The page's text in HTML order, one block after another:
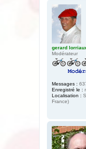
gerard
Modérateur
Messages :
Enregistré le :
Localisation :
France)